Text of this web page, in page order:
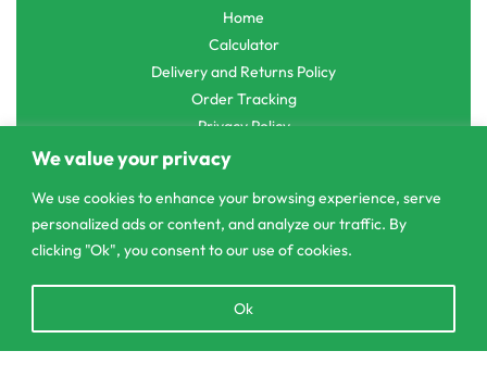
We value your privacy
We use cookies to enhance your browsing experience, serve
personalized ads or content, and analyze our traffic. By
clicking "Ok", you consent to our use of cookies.
Ok
Home
Calculator
Delivery and Returns Policy
Order Tracking
Privacy Policy
© CS Agro 2026. All rights reserved.
chaty